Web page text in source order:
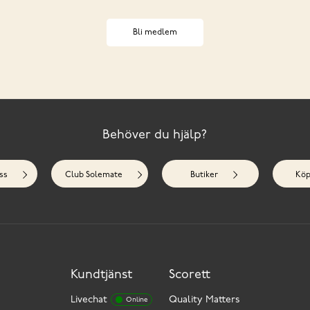
Bli medlem
Behöver du hjälp?
Club Solemate Butiker
Kundtjänst
Livechat Online
Scorett
Quality Matters